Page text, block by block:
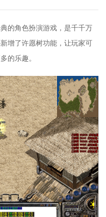
的角色扮演游戏，是千千万
增了许愿树功能，让玩家可
的乐趣。